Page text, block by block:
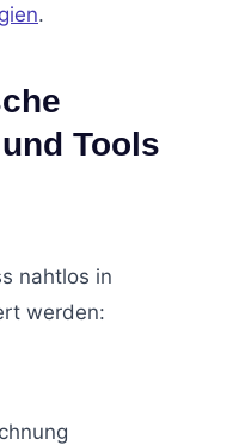
.
Tools
nahtlos in
werden: